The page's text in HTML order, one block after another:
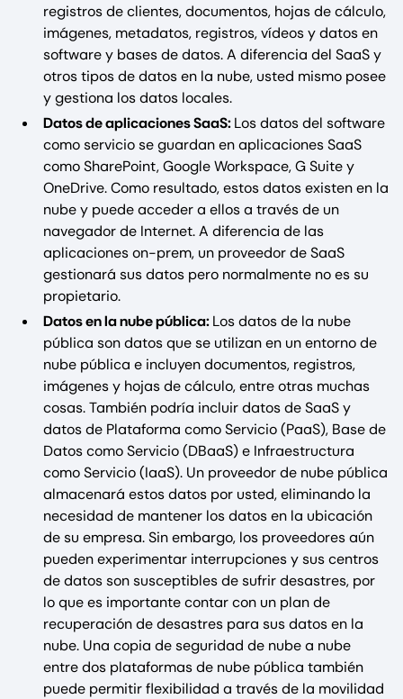
registros de clientes, documentos, hojas de cálculo,
imágenes, metadatos, registros, vídeos y datos en
software y bases de datos. A diferencia del SaaS y
otros tipos de datos en la nube, usted mismo posee
y gestiona los datos locales.
Datos de aplicaciones SaaS:Los datos del software
como servicio se guardan en aplicaciones SaaS
como SharePoint, Google Workspace, G Suite y
OneDrive. Como resultado, estos datos existen en la
nube y puede acceder a ellos a través de un
navegador de Internet. A diferencia de las
aplicaciones on-prem, un proveedor de SaaS
gestionará sus datos pero normalmente no es su
propietario.
Datos en la nube pública:Los datos de la nube
pública son datos que se utilizan en un entorno de
nube pública e incluyen documentos, registros,
imágenes y hojas de cálculo, entre otras muchas
cosas. También podría incluir datos de SaaS y
datos de Plataforma como Servicio (PaaS), Base de
Datos como Servicio (DBaaS) e Infraestructura
como Servicio (IaaS). Un proveedor de nube pública
almacenará estos datos por usted, eliminando la
necesidad de mantener los datos en la ubicación
de su empresa. Sin embargo, los proveedores aún
pueden experimentar interrupciones y sus centros
de datos son susceptibles de sufrir desastres, por
lo que es importante contar con un plan de
recuperación de desastres para sus datos en la
nube. Una copia de seguridad de nube a nube
entre dos plataformas de nube pública también
puede permitir flexibilidad a través de la movilidad